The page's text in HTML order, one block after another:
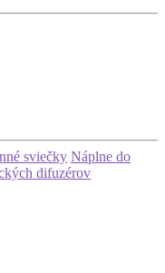
sviečky Náplne do
difuzérov